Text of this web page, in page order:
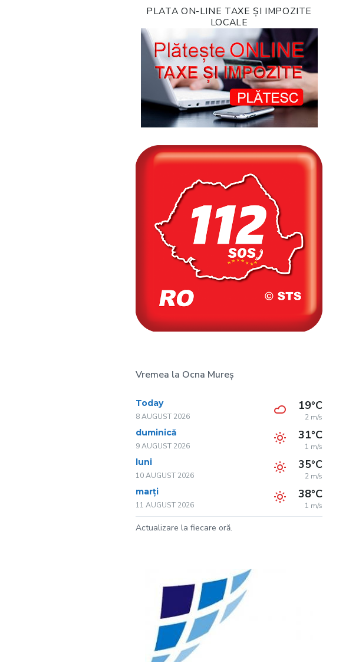
PLATA ON-LINE TAXE ȘI IMPOZITE
LOCALE
Vremea la Ocna Mureș
Today
8 AUGUST 2026
19°C
2 m/s
duminică
9 AUGUST 2026
31°C
1 m/s
luni
10 AUGUST 2026
35°C
2 m/s
marți
11 AUGUST 2026
38°C
1 m/s
Actualizare la fiecare oră.